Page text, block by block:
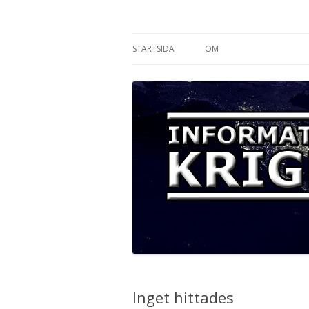
STARTSIDA OM
Inget hittades